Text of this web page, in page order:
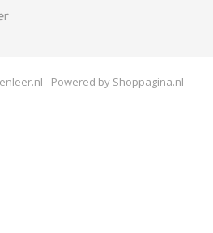
- Powered by Shoppagina.nl